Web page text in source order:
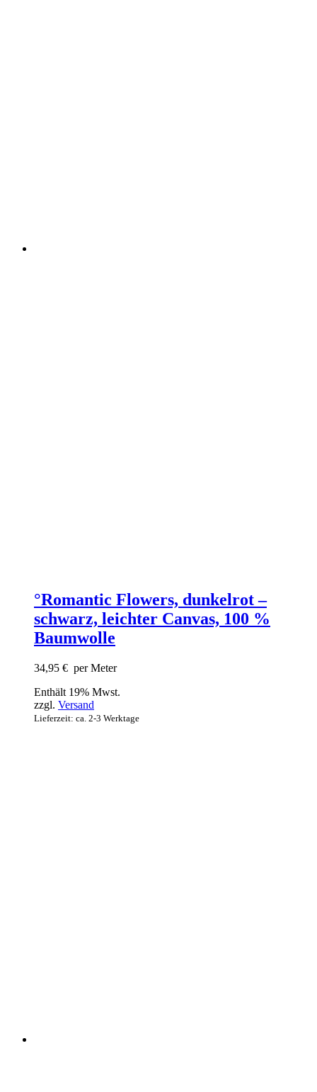
°Romantic Flowers, dunkelrot –
schwarz, leichter Canvas, 100 %
Baumwolle
34,95 € per Meter
Enthält 19% Mwst.
zzgl. Versand
Lieferzeit: ca. 2-3 Werktage